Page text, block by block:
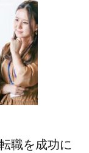
職を成功に